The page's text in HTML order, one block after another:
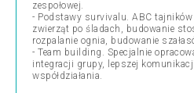
zespołowej.
- Podstawy survivalu. ABC
zwierząt po śladach, budowanie
rozpalanie ognia, budowanie
- Team building. Specjalnie
integracji grupy, lepszej
współdziałania.